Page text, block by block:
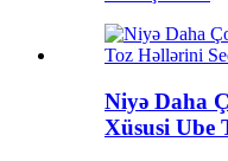
Niyə Daha
Xüsusi Ube